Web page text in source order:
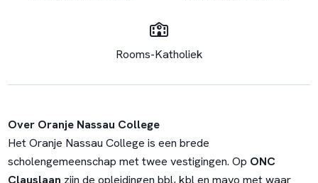
Rooms-Katholiek
Over Oranje Nassau College
Het Oranje Nassau College is een brede
scholengemeenschap met twee vestigingen. Op ONC